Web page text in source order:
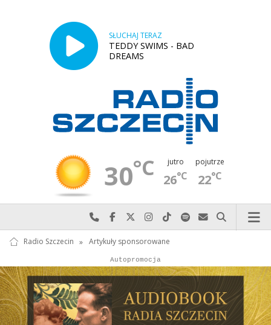
SŁUCHAJ TERAZ
TEDDY SWIMS - BAD
DREAMS
30°C jutro
26°C
pojutrze
22°C
Najlepiej po prostu do nas zadzwoń
Odwiedź nas na Facebook-u
Odwiedź nas na X
Odwiedź nas na Instagram-ie
Odwiedź nas na TikTok-u
Szukaj nas na Spotify
Wyślij do nas
Szukaj
Radio Szczecin » Artykuły sponsorowane
Reklama
Autopromocja